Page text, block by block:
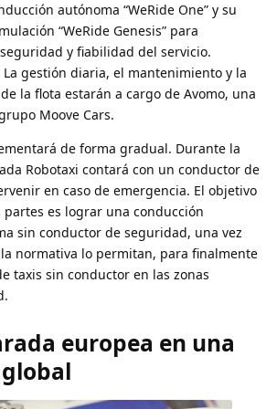
autónoma “WeRide One” y su
“WeRide Genesis” para
y fiabilidad del servicio.
La gestión diaria, el mantenimiento y la
la flota estarán a cargo de Avomo, una
Moove Cars.
de forma gradual. Durante la
Robotaxi contará con un conductor de
en caso de emergencia. El objetivo
es lograr una conducción
sin conductor de seguridad, una vez
normativa lo permitan, para finalmente
taxis sin conductor en las zonas
europea en una